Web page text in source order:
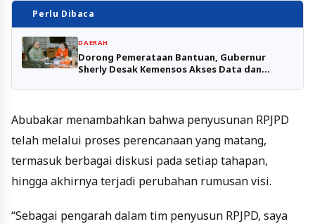
Perlu Dibaca
DAERAH
Dorong Pemerataan Bantuan, Gubernur
Sherly Desak Kemensos Akses Data dan
Abubakar menambahkan bahwa penyusunan RPJPD
telah melalui proses perencanaan yang matang,
termasuk berbagai diskusi pada setiap tahapan,
hingga akhirnya terjadi perubahan rumusan visi.
“Sebagai pengarah dalam tim penyusun RPJPD, saya